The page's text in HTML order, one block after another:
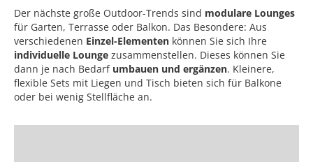
Der nächste große Outdoor-Trends sind modulare Lounges
für Garten, Terrasse oder Balkon. Das Besondere: Aus
verschiedenen Einzel-Elementen können Sie sich Ihre
individuelle Lounge zusammenstellen. Dieses können Sie
dann je nach Bedarf umbauen und ergänzen. Kleinere,
flexible Sets mit Liegen und Tisch bieten sich für Balkone
oder bei wenig Stellfläche an.